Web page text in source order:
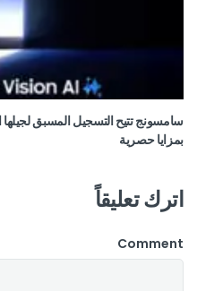
سامسونج تتيح التسجيل المسبق
بمزايا حصرية
اترك تعليقاً
Comment